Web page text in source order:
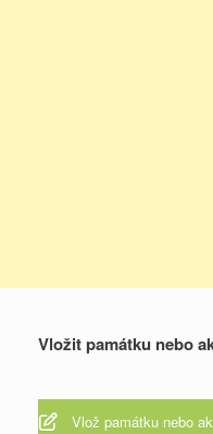
Vložit památku nebo
Vlož památku nebo